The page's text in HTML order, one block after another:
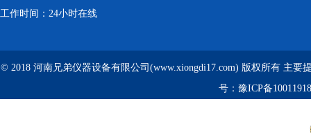
工作时间：24小时在线
© 2018 河南兄弟仪器设备有限公司(www.xiongdi17.com) 版权所有 主要
号： 豫ICP备